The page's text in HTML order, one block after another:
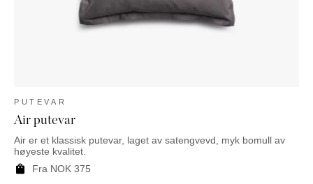
PUTEVAR
Air putevar
Air er et klassisk putevar, laget av satengvevd, myk bomull av
høyeste kvalitet.
Fra NOK 375